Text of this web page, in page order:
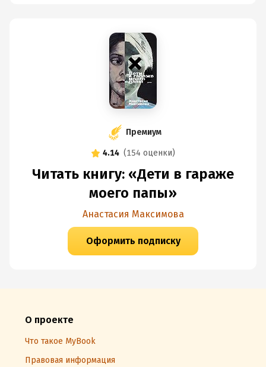
Премиум
4.14 (154 оценки)
Читать книгу: «Дети в гараже
моего папы»
Анастасия Максимова
Оформить подписку
О проекте
Что такое MyBook
Правовая информация